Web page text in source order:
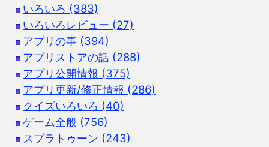
いろいろ (383)
いろいろレビュー (27)
アプリの事 (394)
アプリストアの話 (288)
アプリ公開情報 (375)
アプリ更新/修正情報 (286)
クイズいろいろ (40)
ゲーム全般 (756)
スプラトゥーン (243)